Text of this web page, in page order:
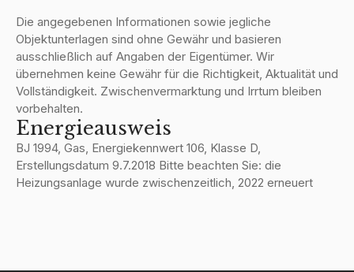
Die angegebenen Informationen sowie jegliche
Objektunterlagen sind ohne Gewähr und basieren
ausschließlich auf Angaben der Eigentümer. Wir
übernehmen keine Gewähr für die Richtigkeit, Aktualität und
Vollständigkeit. Zwischenvermarktung und Irrtum bleiben
vorbehalten.
Energieausweis
BJ 1994, Gas, Energiekennwert 106, Klasse D,
Erstellungsdatum 9.7.2018 Bitte beachten Sie: die
Heizungsanlage wurde zwischenzeitlich, 2022 erneuert